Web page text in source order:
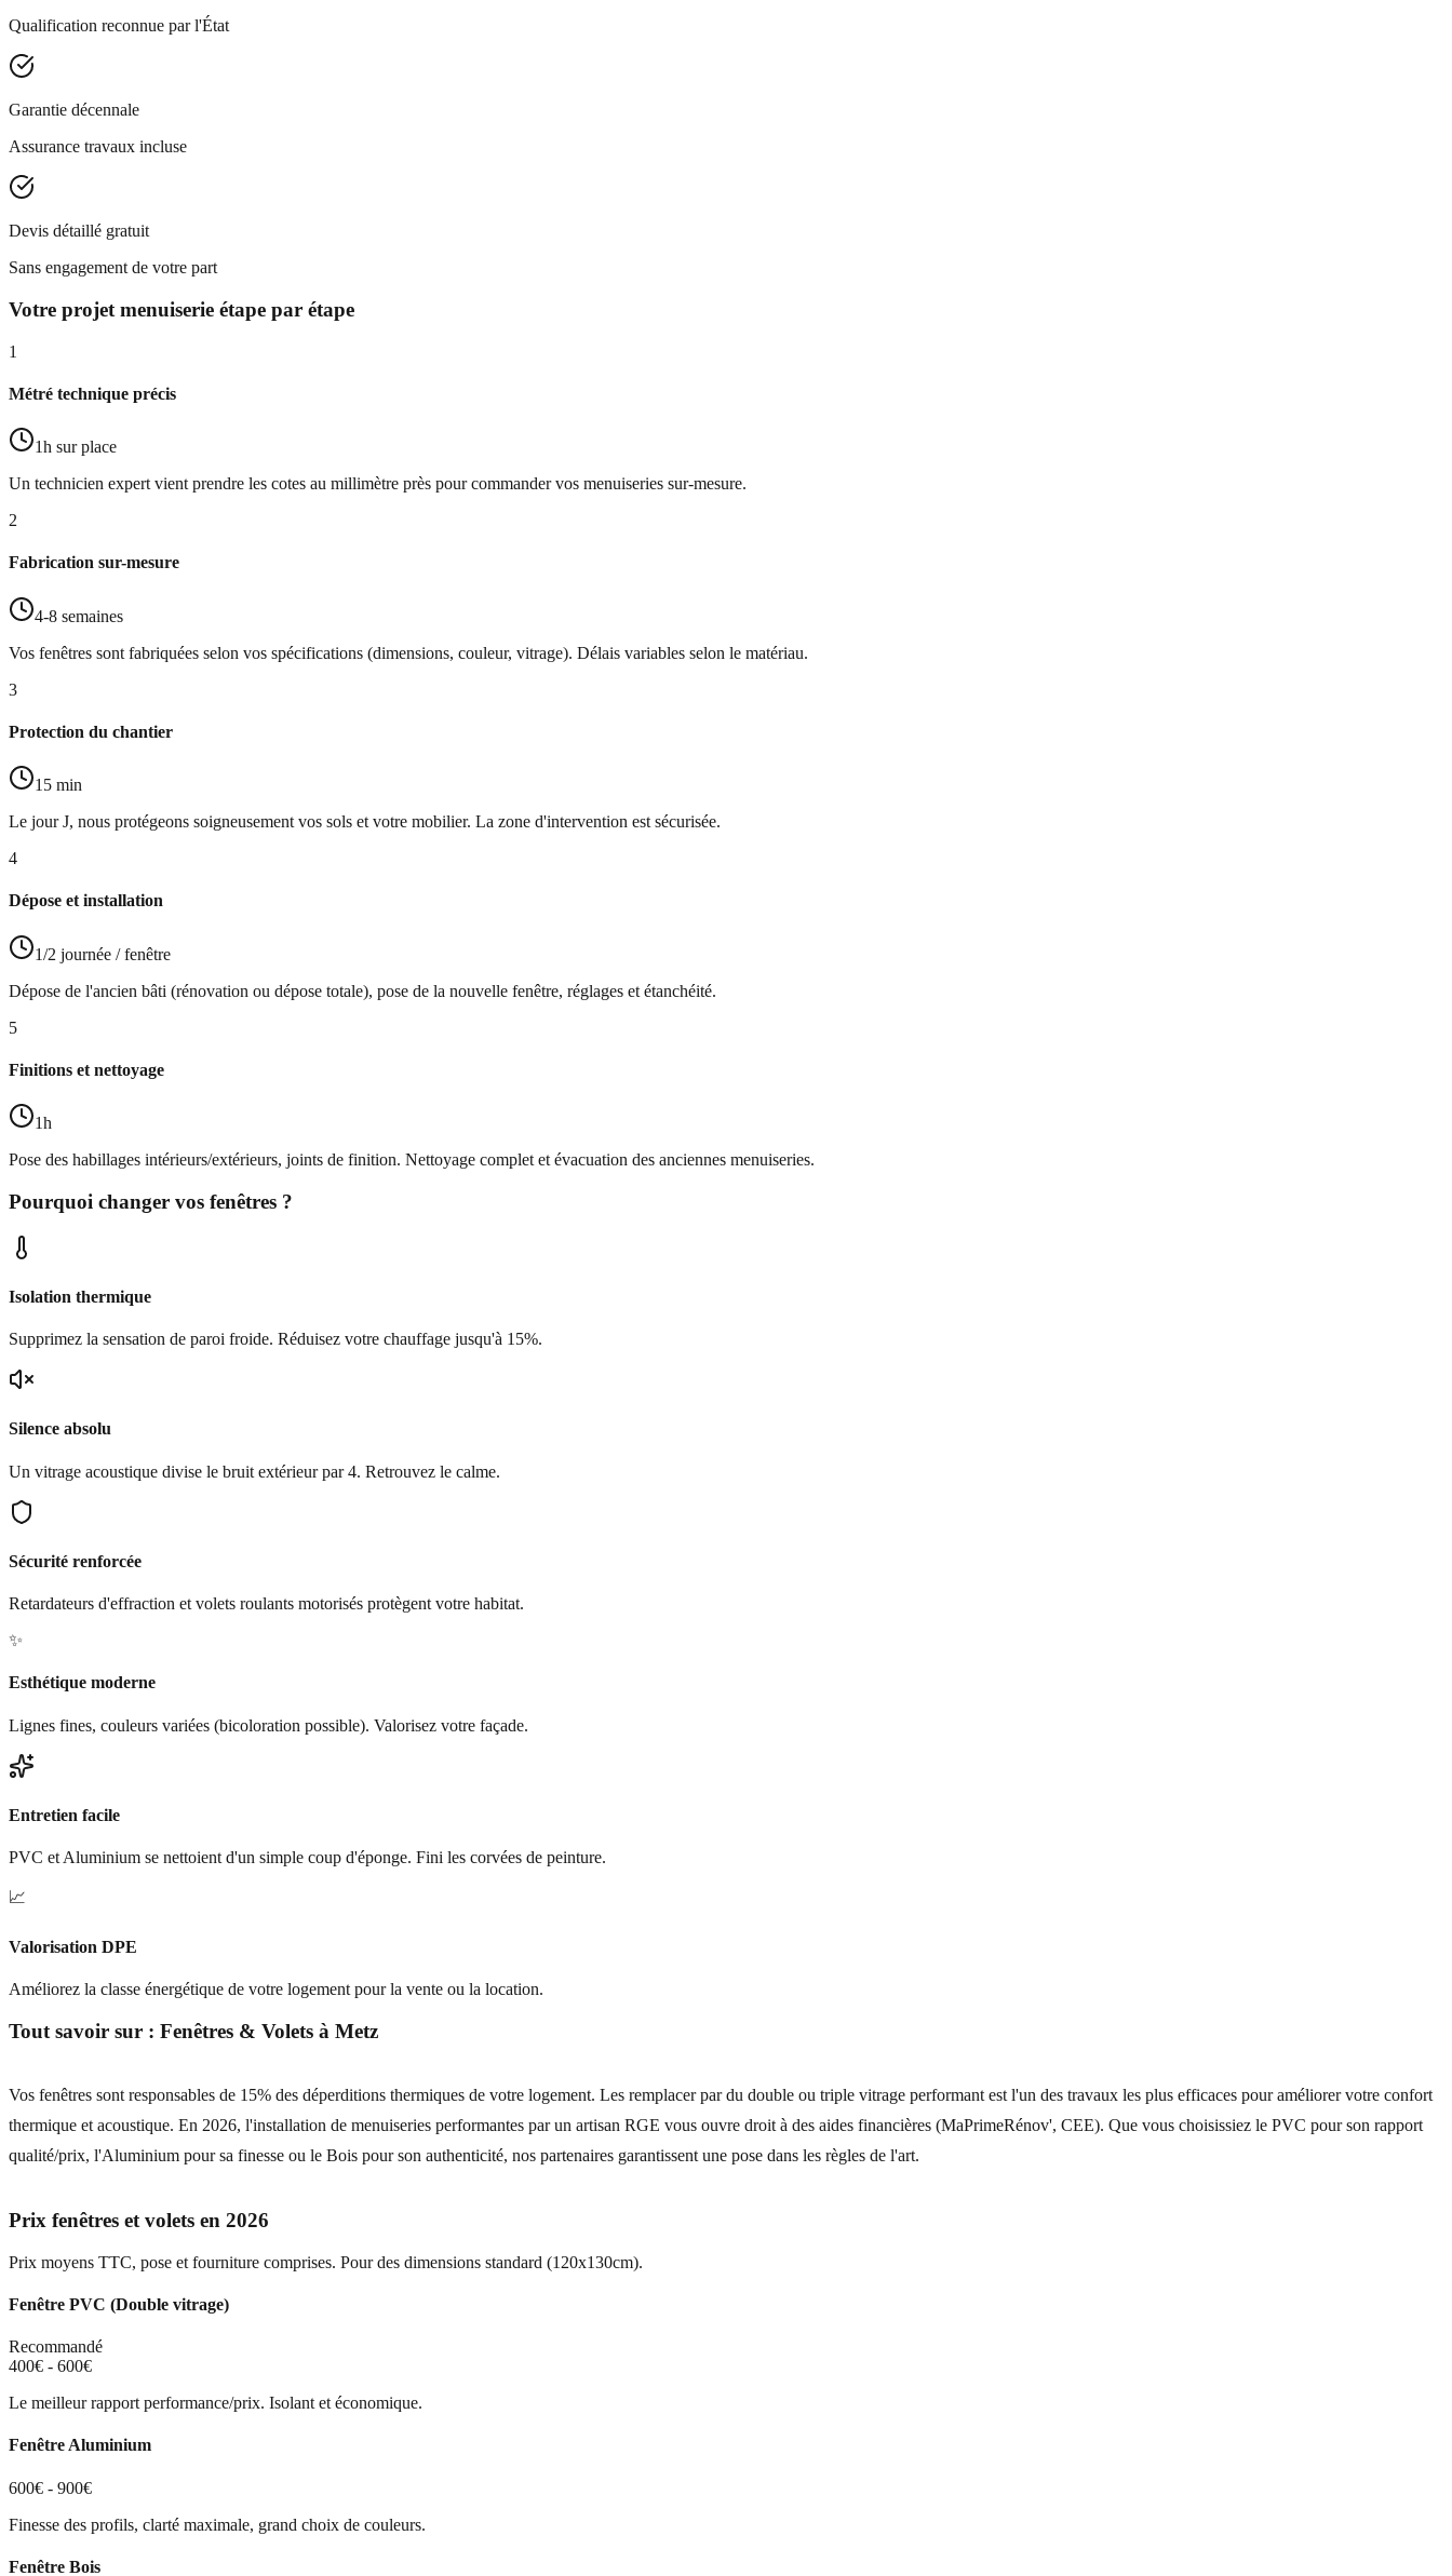
Qualification reconnue par l'État
Garantie décennale
Assurance travaux incluse
Devis détaillé gratuit
Sans engagement de votre part
Votre projet menuiserie étape par étape
1
Métré technique précis
1h sur place
Un technicien expert vient prendre les cotes au millimètre près pour commander vos menuiseries sur-mesure.
2
Fabrication sur-mesure
4-8 semaines
Vos fenêtres sont fabriquées selon vos spécifications (dimensions, couleur, vitrage). Délais variables selon le matériau.
3
Protection du chantier
15 min
Le jour J, nous protégeons soigneusement vos sols et votre mobilier. La zone d'intervention est sécurisée.
4
Dépose et installation
1/2 journée / fenêtre
Dépose de l'ancien bâti (rénovation ou dépose totale), pose de la nouvelle fenêtre, réglages et étanchéité.
5
Finitions et nettoyage
1h
Pose des habillages intérieurs/extérieurs, joints de finition. Nettoyage complet et évacuation des anciennes menuiseries.
Pourquoi changer vos fenêtres ?
Isolation thermique
Supprimez la sensation de paroi froide. Réduisez votre chauffage jusqu'à 15%.
Silence absolu
Un vitrage acoustique divise le bruit extérieur par 4. Retrouvez le calme.
Sécurité renforcée
Retardateurs d'effraction et volets roulants motorisés protègent votre habitat.
✨
Esthétique moderne
Lignes fines, couleurs variées (bicoloration possible). Valorisez votre façade.
Entretien facile
PVC et Aluminium se nettoient d'un simple coup d'éponge. Fini les corvées de peinture.
📈
Valorisation DPE
Améliorez la classe énergétique de votre logement pour la vente ou la location.
Tout savoir sur : Fenêtres & Volets à Metz
Vos fenêtres sont responsables de 15% des déperditions thermiques de votre logement. Les remplacer par du double ou triple vitrage performant est l'un des travaux les plus efficaces pour améliorer votre confort
thermique et acoustique. En 2026, l'installation de menuiseries performantes par un artisan RGE vous ouvre droit à des aides financières (MaPrimeRénov', CEE). Que vous choisissiez le PVC pour son rapport
qualité/prix, l'Aluminium pour sa finesse ou le Bois pour son authenticité, nos partenaires garantissent une pose dans les règles de l'art.
Prix fenêtres et volets en 2026
Prix moyens TTC, pose et fourniture comprises. Pour des dimensions standard (120x130cm).
Fenêtre PVC (Double vitrage)
Recommandé
400€ - 600€
Le meilleur rapport performance/prix. Isolant et économique.
Fenêtre Aluminium
600€ - 900€
Finesse des profils, clarté maximale, grand choix de couleurs.
Fenêtre Bois